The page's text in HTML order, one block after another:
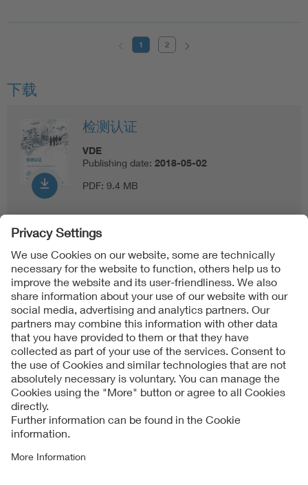
1 2
下载
检测认证
VDE
Publishing date: 2018-05-02
PDF: 9.4 MB
Follow us on
Imprint + Liability